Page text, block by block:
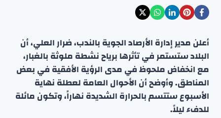
أعلن مدير إدارة الأرصاد الجوية بالندب، ضرار العلي، أن
البلاد ستستمر في تأثرها برياح نشطة ملوثة بالغبار،
مع انخفاض ملحوظ في مدى الرؤية الأفقية في بعض
المناطق. وأوضح أن الأحوال العامة لعطلة نهاية
الأسبوع ستتسم بالحرارة الشديدة نهاراً، وتكون مائلة
للدفء ليلاً.